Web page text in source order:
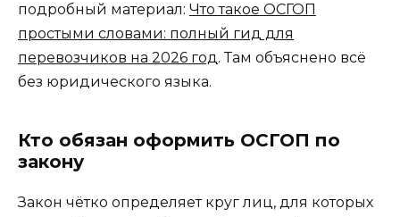
подробный материал: Что такое ОСГОП
простыми словами: полный гид для
перевозчиков на 2026 год. Там объяснено всё
без юридического языка.
Кто обязан оформить ОСГОП по
закону
Закон чётко определяет круг лиц, для которых